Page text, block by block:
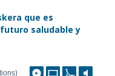
que es
saludable y